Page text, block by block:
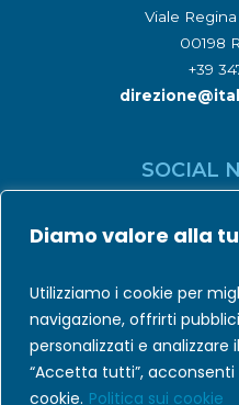
Diamo valore alla
Utilizziamo i cookie per
navigazione, offrirti
personalizzati e
“Accetta tutti”, acconsenti
cookie. Politica sui cookie
Viale Regina
00198
+39
SOCIAL
Codice Etico|